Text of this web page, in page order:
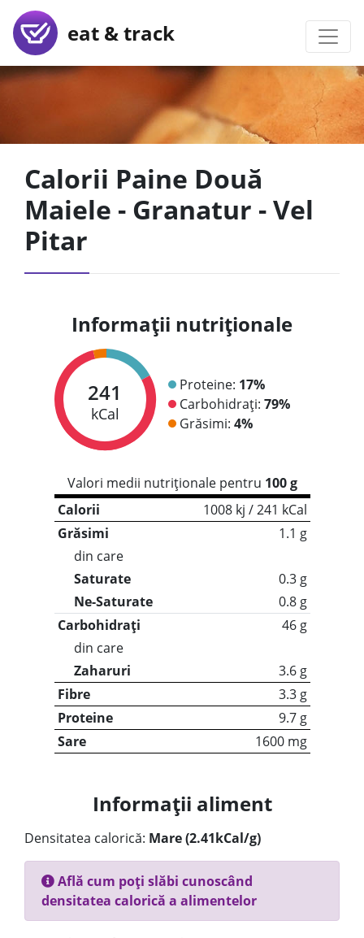
eat & track
Calorii Paine Două
Maiele - Granatur - Vel
Pitar
Informații nutriționale
241
kCal
Proteine: 17%
Carbohidrați: 79%
Grăsimi: 4%
Valori medii nutriționale pentru 100 g
Calorii
1008 kj / 241 kCal
Grăsimi
1.1 g
din care
Saturate
0.3 g
Ne-Saturate
0.8 g
Carbohidrați
46 g
din care
Zaharuri
3.6 g
Fibre
3.3 g
Proteine
9.7 g
Sare
1600 mg
Informații aliment
Densitatea calorică: Mare (2.41kCal/g)
Află cum poți slăbi cunoscând
densitatea calorică a alimentelor